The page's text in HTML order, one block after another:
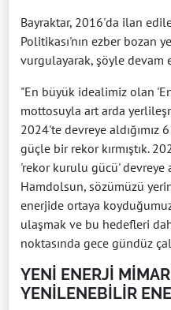
Bayraktar, 2016'da ilan
Politikası'nın ezber bozan
vurgulayarak, şöyle devam
"En büyük idealimiz olan
mottosuyla art arda
2024'te devreye
güçle bir rekor kırmıştık.
'rekor kurulu gücü' devreye
Hamdolsun, sözümüzü
enerjide ortaya
ulaşmak ve bu hedefleri
noktasında gece gündüz
YENİ ENERJİ
YENİLENEBİLİR